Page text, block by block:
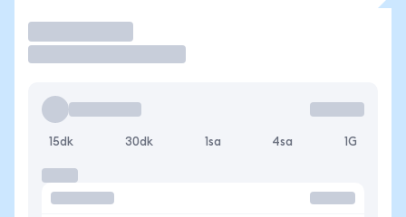
15dk 30dk 1sa 4sa 1G